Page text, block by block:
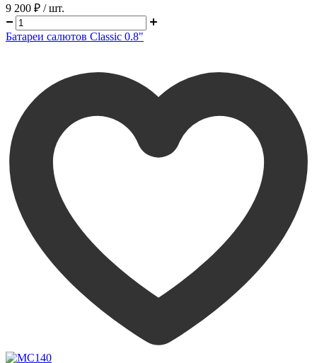
9 200 ₽ / шт.
Батареи салютов Classic 0.8"